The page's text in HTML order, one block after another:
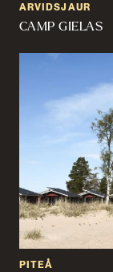
ARVIDSJAUR
CAMP GIELAS
PITEÅ